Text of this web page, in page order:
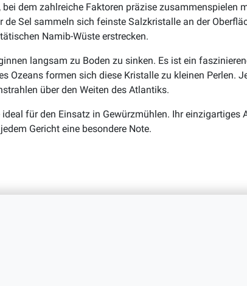
dem zahlreiche Faktoren präzise zusammenspielen
Sel sammeln sich feinste Salzkristalle an der
Namib-Wüste erstrecken.
langsam zu Boden zu sinken. Es ist ein
Ozeans formen sich diese Kristalle zu kleinen Perlen.
über den Weiten des Atlantiks.
für den Einsatz in Gewürzmühlen. Ihr einzigartiges
Gericht eine besondere Note.